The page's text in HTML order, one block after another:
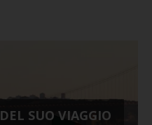
SUO VIAGGIO